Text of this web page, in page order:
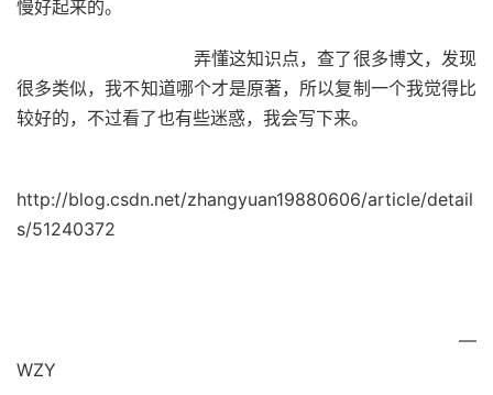
慢好起来的。
弄懂这知识点，查了很多博文，发现
很多类似，我不知道哪个才是原著，所以复制一个我觉得比
较好的，不过看了也有些迷惑，我会写下来。
http://blog.csdn.net/zhangyuan19880606/article/detail
s/51240372
—
WZY